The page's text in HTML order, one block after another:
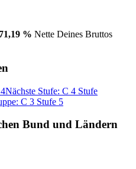
71,19 % Nette Deines Bruttos
Nächste Stufe: C 4 Stufe
C 3 Stufe 5
Bund und Ländern